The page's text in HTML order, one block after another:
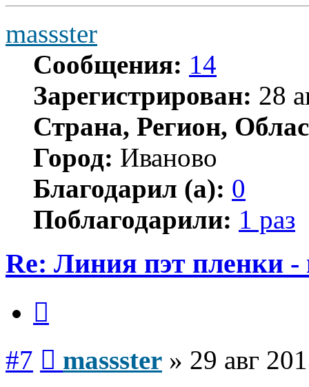
massster
Сообщения: 14
Зарегистрирован: 28
Страна, Регион,
Город: Иваново
Благодарил (а): 0
Поблагодарили: 1 раз
Re: Линия пэт пленки -
#7 massster » 29 авг